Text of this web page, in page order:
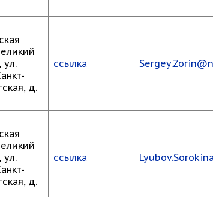
ул.
д.
ссылка
ул.
д.
ссылка